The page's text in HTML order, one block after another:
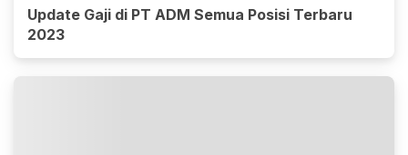
Update Gaji di PT ADM Semua Posisi Terbaru
2023